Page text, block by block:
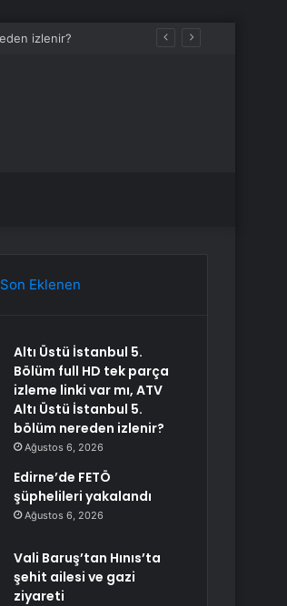
Son Eklenen
Altı Üstü İstanbul 5.
Bölüm full HD tek parça
izleme linki var mı, ATV
Altı Üstü İstanbul 5.
bölüm nereden izlenir?
Ağustos 6, 2026
Edirne’de FETÖ
şüphelileri yakalandı
Ağustos 6, 2026
Vali Baruş’tan Hınıs’ta
şehit ailesi ve gazi
ziyareti